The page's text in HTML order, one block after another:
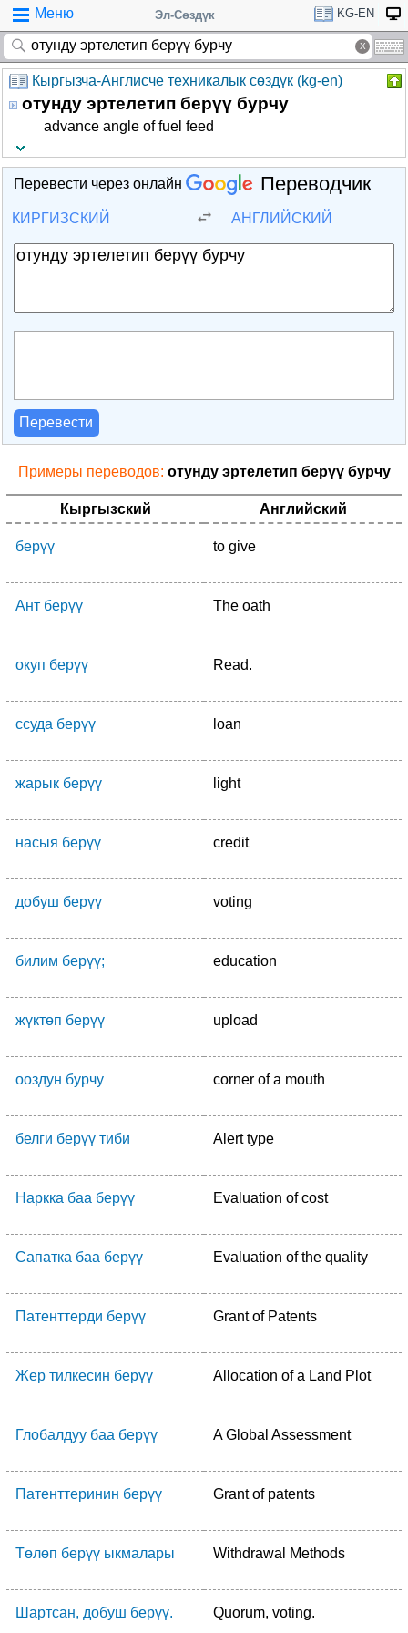
Меню Эл-Сөздүк KG-EN
Кыргызча-Англисче техникалык сөздүк (kg-en)
отунду эртелетип берүү бурчу
advance angle of fuel feed
Перевести через онлайн Переводчик
КИРГИЗСКИЙ АНГЛИЙСКИЙ
Перевести
Примеры переводов: отунду эртелетип берүү бурчу
Кыргызский Английский
берүү to give
Ант берүү The oath
окуп берүү Read.
ссуда берүү loan
жарык берүү light
насыя берүү credit
добуш берүү voting
билим берүү; education
жүктөп берүү upload
ооздун бурчу corner of a mouth
белги берүү тиби Alert type
Наркка баа берүү Evaluation of cost
Сапатка баа берүү Evaluation of the quality
Патенттерди берүү Grant of Patents
Жер тилкесин берүү Allocation of a Land Plot
Глобалдуу баа берүү A Global Assessment
Патенттеринин берүү Grant of patents
Төлөп берүү ыкмалары Withdrawal Methods
Шартсан, добуш берүү. Quorum, voting.